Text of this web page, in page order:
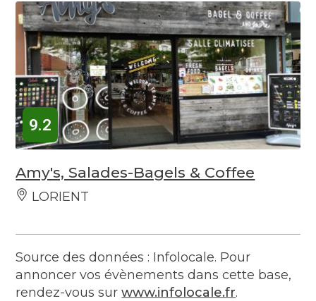
9.2
Amy's, Salades-Bagels & Coffee
LORIENT
Source des données : Infolocale. Pour
annoncer vos évènements dans cette base,
rendez-vous surwww.infolocale.fr.